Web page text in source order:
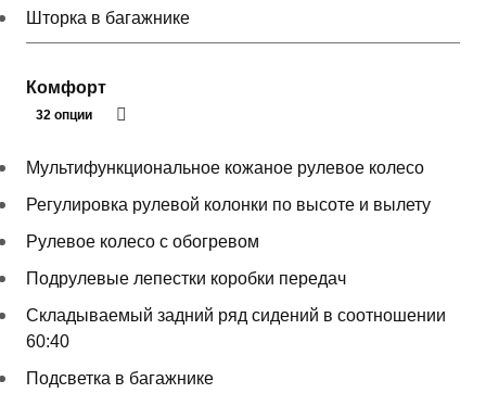
Шторка в багажнике
Комфорт
32 опции
Мультифункциональное кожаное рулевое колесо
Регулировка рулевой колонки по высоте и вылету
Рулевое колесо с обогревом
Подрулевые лепестки коробки передач
Складываемый задний ряд сидений в соотношении
60:40
Подсветка в багажнике